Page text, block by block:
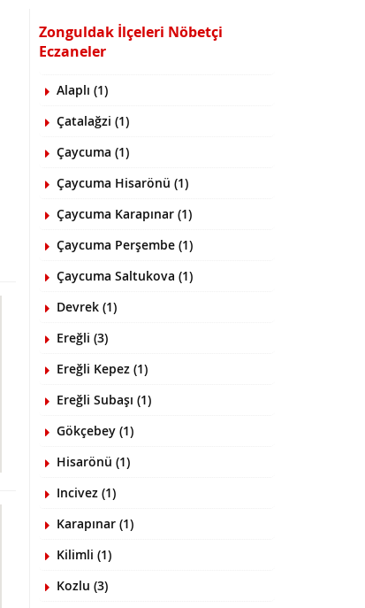
Zonguldak İlçeleri Nöbetçi
Eczaneler
Alaplı (1)
Çatalağzi (1)
Çaycuma (1)
Çaycuma Hisarönü (1)
Çaycuma Karapınar (1)
Çaycuma Perşembe (1)
Çaycuma Saltukova (1)
Devrek (1)
Ereğli (3)
Ereğli Kepez (1)
Ereğli Subaşı (1)
Gökçebey (1)
Hisarönü (1)
Incivez (1)
Karapınar (1)
Kilimli (1)
Kozlu (3)